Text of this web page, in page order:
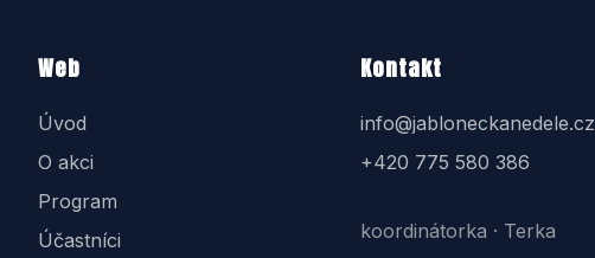
Web
Úvod
O akci
Program
Účastníci
Kontakt
info@jabloneckanedele.cz
+420 775 580 386
koordinátorka · Terka